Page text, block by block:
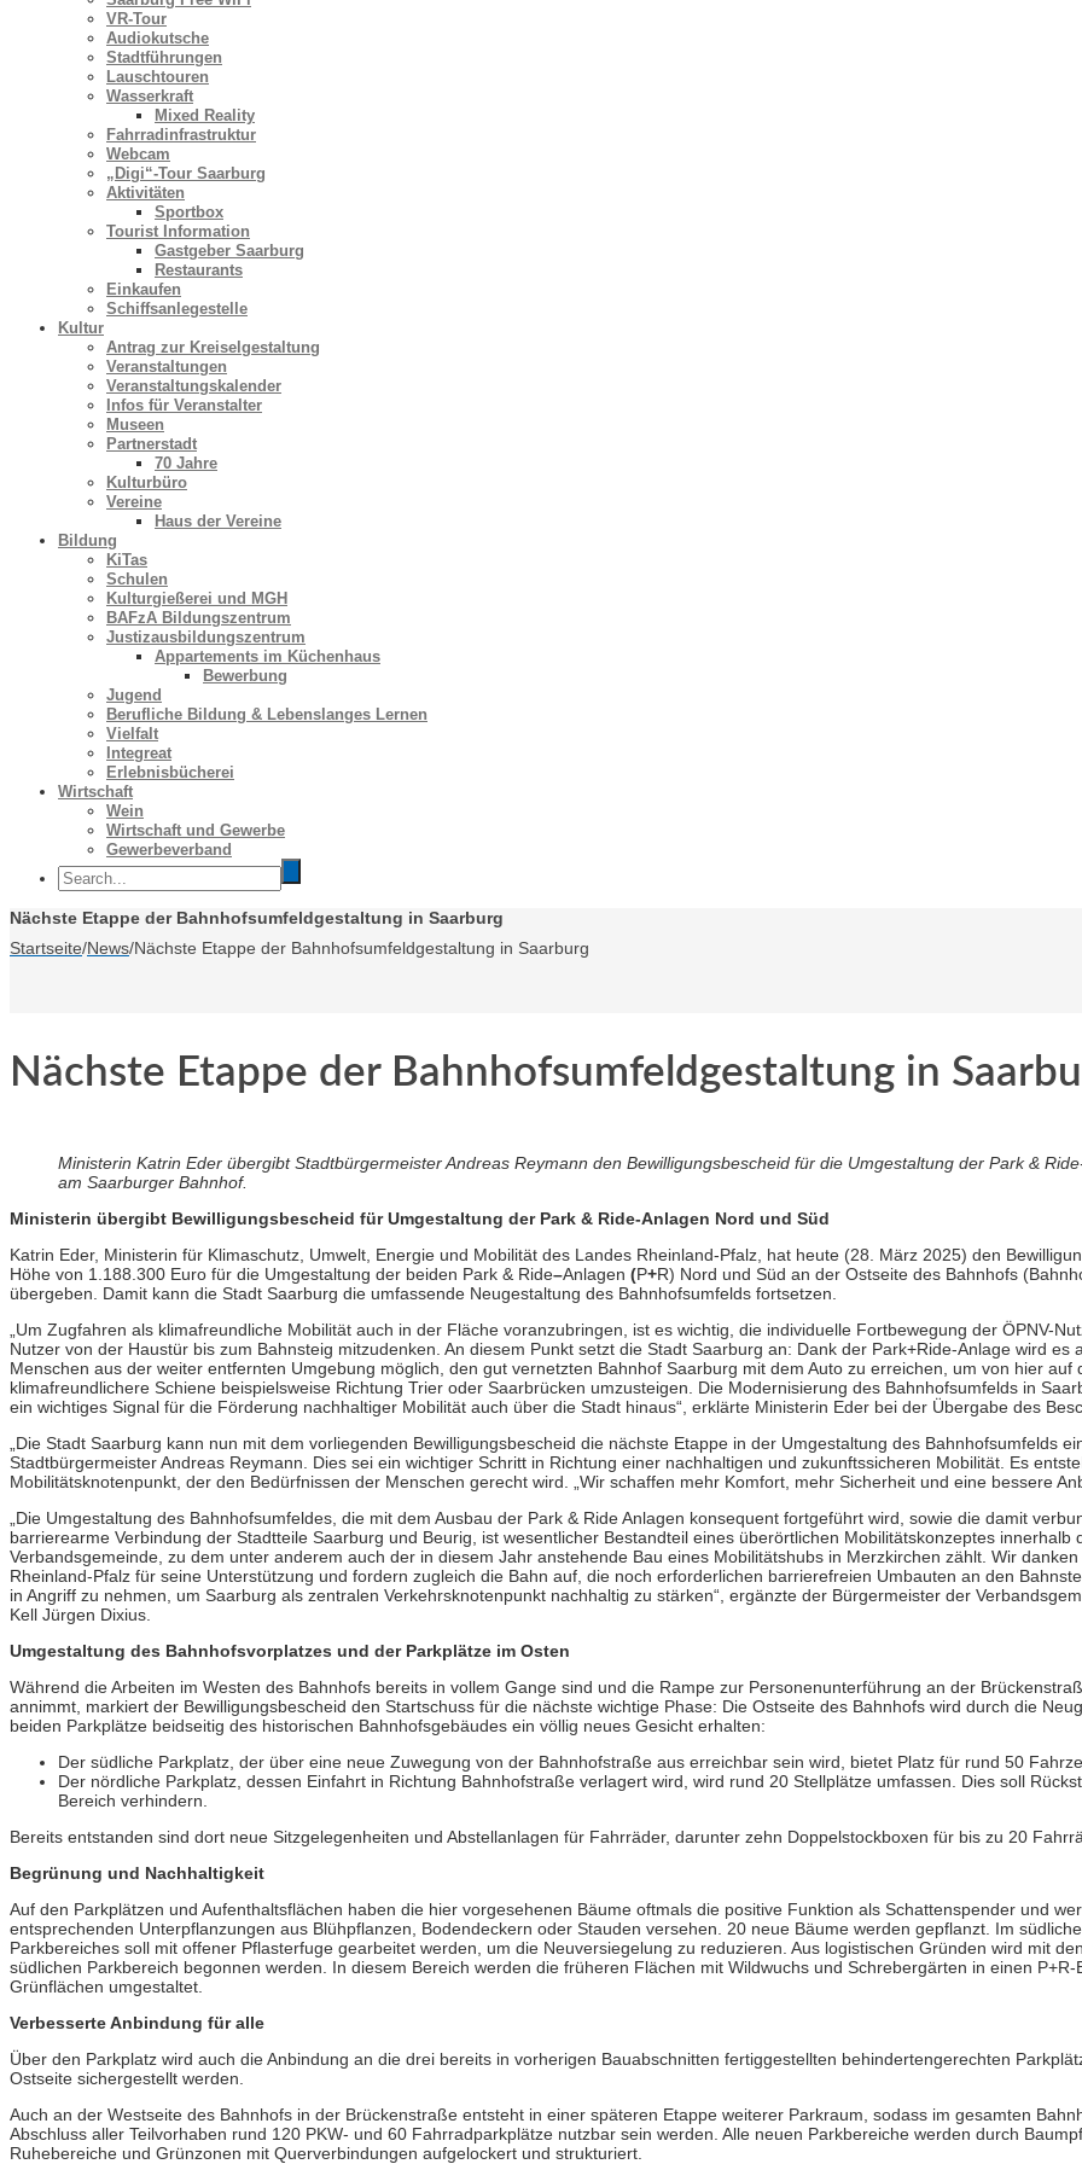
VR-Tour
Audiokutsche
Stadtführungen
Lauschtouren
Wasserkraft
Mixed Reality
Fahrradinfrastruktur
Webcam
„Digi“-Tour Saarburg
Aktivitäten
Sportbox
Tourist Information
Gastgeber Saarburg
Restaurants
Einkaufen
Schiffsanlegestelle
Kultur
Antrag zur Kreiselgestaltung
Veranstaltungen
Veranstaltungskalender
Infos für Veranstalter
Museen
Partnerstadt
70 Jahre
Kulturbüro
Vereine
Haus der Vereine
Bildung
KiTas
Schulen
Kulturgießerei und MGH
BAFzA Bildungszentrum
Justizausbildungszentrum
Appartements im Küchenhaus
Bewerbung
Jugend
Berufliche Bildung & Lebenslanges Lernen
Vielfalt
Integreat
Erlebnisbücherei
Wirtschaft
Wein
Wirtschaft und Gewerbe
Gewerbeverband
Nächste Etappe der Bahnhofsumfeldgestaltung in Saarburg
Startseite/News/Nächste Etappe der Bahnhofsumfeldgestaltung in Saarburg
Nächste Etappe der Bahnhofsumfeldgestaltung in
Ministerin Katrin Eder übergibt Stadtbürgermeister Andreas Reymann den Bewilligungsbescheid für die Umgestaltung der Park &
am Saarburger Bahnhof.
Ministerin übergibt Bewilligungsbescheid für Umgestaltung der Park & Ride-Anlagen Nord und Süd
Katrin Eder, Ministerin für Klimaschutz, Umwelt, Energie und Mobilität des Landes Rheinland-Pfalz, hat heute (28. März 2025) den
Höhe von 1.188.300 Euro für die Umgestaltung der beiden Park & Ride–Anlagen (P+R) Nord und Süd an der Ostseite des Bahnhofs
übergeben. Damit kann die Stadt Saarburg die umfassende Neugestaltung des Bahnhofsumfelds fortsetzen.
„Um Zugfahren als klimafreundliche Mobilität auch in der Fläche voranzubringen, ist es wichtig, die individuelle Fortbewegung der ÖPNV-
Nutzer von der Haustür bis zum Bahnsteig mitzudenken. An diesem Punkt setzt die Stadt Saarburg an: Dank der Park+Ride-Anlage wird es
Menschen aus der weiter entfernten Umgebung möglich, den gut vernetzten Bahnhof Saarburg mit dem Auto zu erreichen, um von hier auf
klimafreundlichere Schiene beispielsweise Richtung Trier oder Saarbrücken umzusteigen. Die Modernisierung des Bahnhofsumfelds in
ein wichtiges Signal für die Förderung nachhaltiger Mobilität auch über die Stadt hinaus“, erklärte Ministerin Eder bei der Übergabe des
„Die Stadt Saarburg kann nun mit dem vorliegenden Bewilligungsbescheid die nächste Etappe in der Umgestaltung des Bahnhofsumfelds
Stadtbürgermeister Andreas Reymann. Dies sei ein wichtiger Schritt in Richtung einer nachhaltigen und zukunftssicheren Mobilität. Es
Mobilitätsknotenpunkt, der den Bedürfnissen der Menschen gerecht wird. „Wir schaffen mehr Komfort, mehr Sicherheit und eine bessere
„Die Umgestaltung des Bahnhofsumfeldes, die mit dem Ausbau der Park & Ride Anlagen konsequent fortgeführt wird, sowie die damit
barrierearme Verbindung der Stadtteile Saarburg und Beurig, ist wesentlicher Bestandteil eines überörtlichen Mobilitätskonzeptes innerhalb
Verbandsgemeinde, zu dem unter anderem auch der in diesem Jahr anstehende Bau eines Mobilitätshubs in Merzkirchen zählt. Wir
Rheinland-Pfalz für seine Unterstützung und fordern zugleich die Bahn auf, die noch erforderlichen barrierefreien Umbauten an den
in Angriff zu nehmen, um Saarburg als zentralen Verkehrsknotenpunkt nachhaltig zu stärken“, ergänzte der Bürgermeister der
Kell Jürgen Dixius.
Umgestaltung des Bahnhofsvorplatzes und der Parkplätze im Osten
Während die Arbeiten im Westen des Bahnhofs bereits in vollem Gange sind und die Rampe zur Personenunterführung an der
annimmt, markiert der Bewilligungsbescheid den Startschuss für die nächste wichtige Phase: Die Ostseite des Bahnhofs wird durch die
beiden Parkplätze beidseitig des historischen Bahnhofsgebäudes ein völlig neues Gesicht erhalten:
Der südliche Parkplatz, der über eine neue Zuwegung von der Bahnhofstraße aus erreichbar sein wird, bietet Platz für rund 50
Der nördliche Parkplatz, dessen Einfahrt in Richtung Bahnhofstraße verlagert wird, wird rund 20 Stellplätze umfassen. Dies soll
Bereich verhindern.
Bereits entstanden sind dort neue Sitzgelegenheiten und Abstellanlagen für Fahrräder, darunter zehn Doppelstockboxen für bis zu 20
Begrünung und Nachhaltigkeit
Auf den Parkplätzen und Aufenthaltsflächen haben die hier vorgesehenen Bäume oftmals die positive Funktion als Schattenspender und
entsprechenden Unterpflanzungen aus Blühpflanzen, Bodendeckern oder Stauden versehen. 20 neue Bäume werden gepflanzt. Im
Parkbereiches soll mit offener Pflasterfuge gearbeitet werden, um die Neuversiegelung zu reduzieren. Aus logistischen Gründen wird mit
südlichen Parkbereich begonnen werden. In diesem Bereich werden die früheren Flächen mit Wildwuchs und Schrebergärten in einen P+R-
Grünflächen umgestaltet.
Verbesserte Anbindung für alle
Über den Parkplatz wird auch die Anbindung an die drei bereits in vorherigen Bauabschnitten fertiggestellten behindertengerechten
Ostseite sichergestellt werden.
Auch an der Westseite des Bahnhofs in der Brückenstraße entsteht in einer späteren Etappe weiterer Parkraum, sodass im gesamten
Abschluss aller Teilvorhaben rund 120 PKW- und 60 Fahrradparkplätze nutzbar sein werden. Alle neuen Parkbereiche werden durch
Ruhebereiche und Grünzonen mit Querverbindungen aufgelockert und strukturiert.